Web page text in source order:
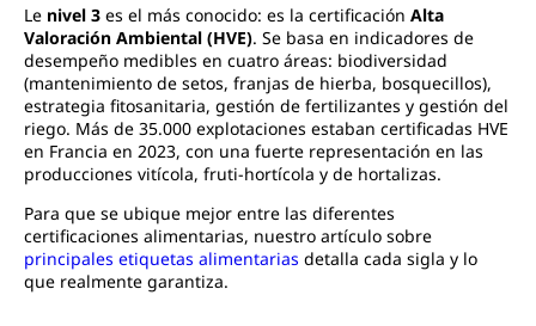
Le nivel 3 es el más conocido: es la certificación Alta
Valoración Ambiental (HVE). Se basa en indicadores de
desempeño medibles en cuatro áreas: biodiversidad
(mantenimiento de setos, franjas de hierba, bosquecillos),
estrategia fitosanitaria, gestión de fertilizantes y gestión del
riego. Más de 35.000 explotaciones estaban certificadas HVE
en Francia en 2023, con una fuerte representación en las
producciones vitícola, fruti-hortícola y de hortalizas.
Para que se ubique mejor entre las diferentes
certificaciones alimentarias, nuestro artículo sobre
principales etiquetas alimentarias detalla cada sigla y lo
que realmente garantiza.